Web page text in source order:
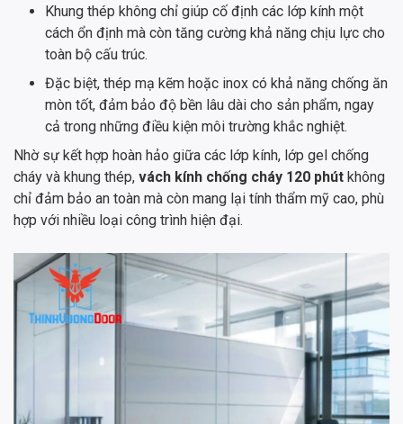
Khung thép không chỉ giúp cố định các lớp kính một
cách ổn định mà còn tăng cường khả năng chịu lực cho
toàn bộ cấu trúc.
Đặc biệt, thép mạ kẽm hoặc inox có khả năng chống ăn
mòn tốt, đảm bảo độ bền lâu dài cho sản phẩm, ngay
cả trong những điều kiện môi trường khắc nghiệt.
Nhờ sự kết hợp hoàn hảo giữa các lớp kính, lớp gel chống
cháy và khung thép, vách kính chống cháy 120 phút không
chỉ đảm bảo an toàn mà còn mang lại tính thẩm mỹ cao, phù
hợp với nhiều loại công trình hiện đại.